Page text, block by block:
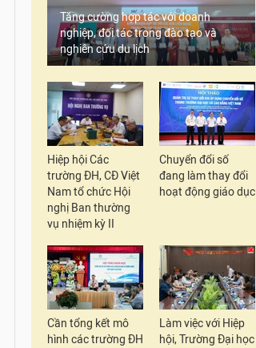
Tăng cường hợp tác với doanh
nghiệp, đối tác trong đào tạo và
nghiên cứu du lịch
Hiệp hội Các
trường ĐH, CĐ Việt
Nam tổ chức Hội
nghị Ban thường
vụ nhiệm kỳ II
Chuyển đổi số
đang làm thay đổi
hoạt động giáo dục
Cần tổng kết mô
hình các trường ĐH
Làm việc với Hiệp
hội, Trường Đại học